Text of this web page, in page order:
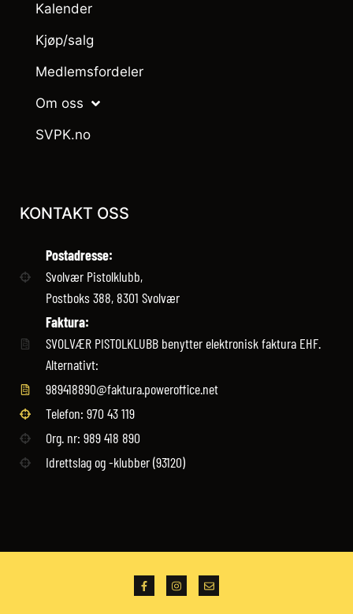
Kalender
Kjøp/salg
Medlemsfordeler
Om oss
SVPK.no
KONTAKT OSS
Postadresse:
Svolvær Pistolklubb,
Postboks 388, 8301 Svolvær
Faktura:
SVOLVÆR PISTOLKLUBB benytter elektronisk faktura EHF.
Alternativt:
989418890@faktura.poweroffice.net
Telefon: 970 43 119‬
Org. nr: 989 418 890
Idrettslag og -klubber (93120)